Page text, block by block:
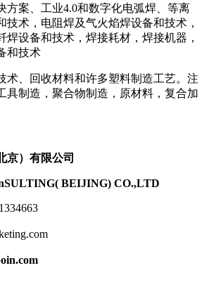
方案、工业4.0和数字化电弧焊、等离
技术，电阻焊及气火焰焊设备和技术，
焊设备和技术，焊接耗材，焊接机器，
和技术
术、回收材料和许多塑料制造工艺。注
具制造，聚合物制造，原材料，复合加
京）有限公司
BEIJING) CO.,LTD